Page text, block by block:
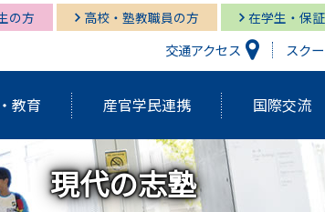
の方 高校・塾教職員の方 在学生・保
交通アクセス スク
教育
究開発機構 多
産官学民連携 国際交流
営情報学部 グ
営情報学部 経
摩キャンパス図書館 湘
現代の志塾